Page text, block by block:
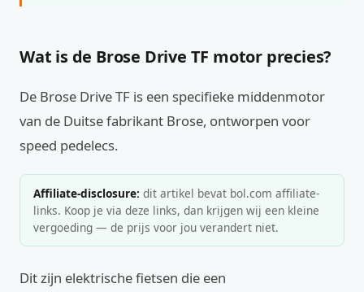
Wat is de Brose Drive TF motor precies?
De Brose Drive TF is een specifieke middenmotor
van de Duitse fabrikant Brose, ontworpen voor
speed pedelecs.
Affiliate-disclosure: dit artikel bevat bol.com affiliate-
links. Koop je via deze links, dan krijgen wij een kleine
vergoeding — de prijs voor jou verandert niet.
Dit zijn elektrische fietsen die een